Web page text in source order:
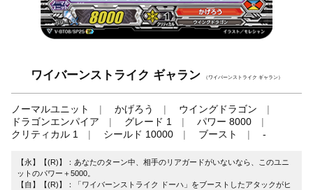
ワイバーンストライク ギャラン （ワイバーンストライク ギャラン）
ノーマルユニット かげろう
ウイングドラゴン
ドラゴンエンパイア
グレード 1
パワー 8000
クリティカル 1
シールド 10000 ブースト -
【永】【(R)】：あなたのターン中、相手のリアガードがいないなら、このユニ
ットのパワー＋5000。
【自】【(R)】：「ワイバーンストライク ドーハ」をブーストしたアタックがヒ